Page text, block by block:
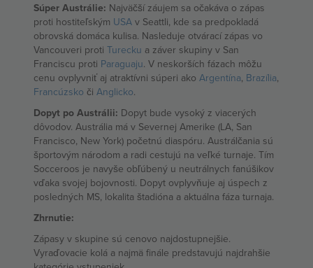
Súper Austrálie: Najväčší záujem sa očakáva o zápas
proti hostiteľským USA v Seattli, kde sa predpokladá
obrovská domáca kulisa. Nasleduje otvárací zápas vo
Vancouveri proti Turecku a záver skupiny v San
Franciscu proti Paraguaju. V neskorších fázach môžu
cenu ovplyvniť aj atraktívni súperi ako Argentína, Brazília,
Francúzsko či Anglicko.
Dopyt po Austrálii: Dopyt bude vysoký z viacerých
dôvodov. Austrália má v Severnej Amerike (LA, San
Francisco, New York) početnú diaspóru. Austrálčania sú
športovým národom a radi cestujú na veľké turnaje. Tím
Socceroos je navyše obľúbený u neutrálnych fanúšikov
vďaka svojej bojovnosti. Dopyt ovplyvňuje aj úspech z
posledných MS, lokalita štadióna a aktuálna fáza turnaja.
Zhrnutie:
Zápasy v skupine sú cenovo najdostupnejšie.
Vyraďovacie kolá a najmä finále predstavujú najdrahšie